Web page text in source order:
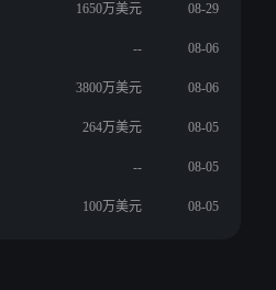
1650万美元 08-29
-- 08-06
3800万美元 08-06
264万美元 08-05
-- 08-05
100万美元 08-05